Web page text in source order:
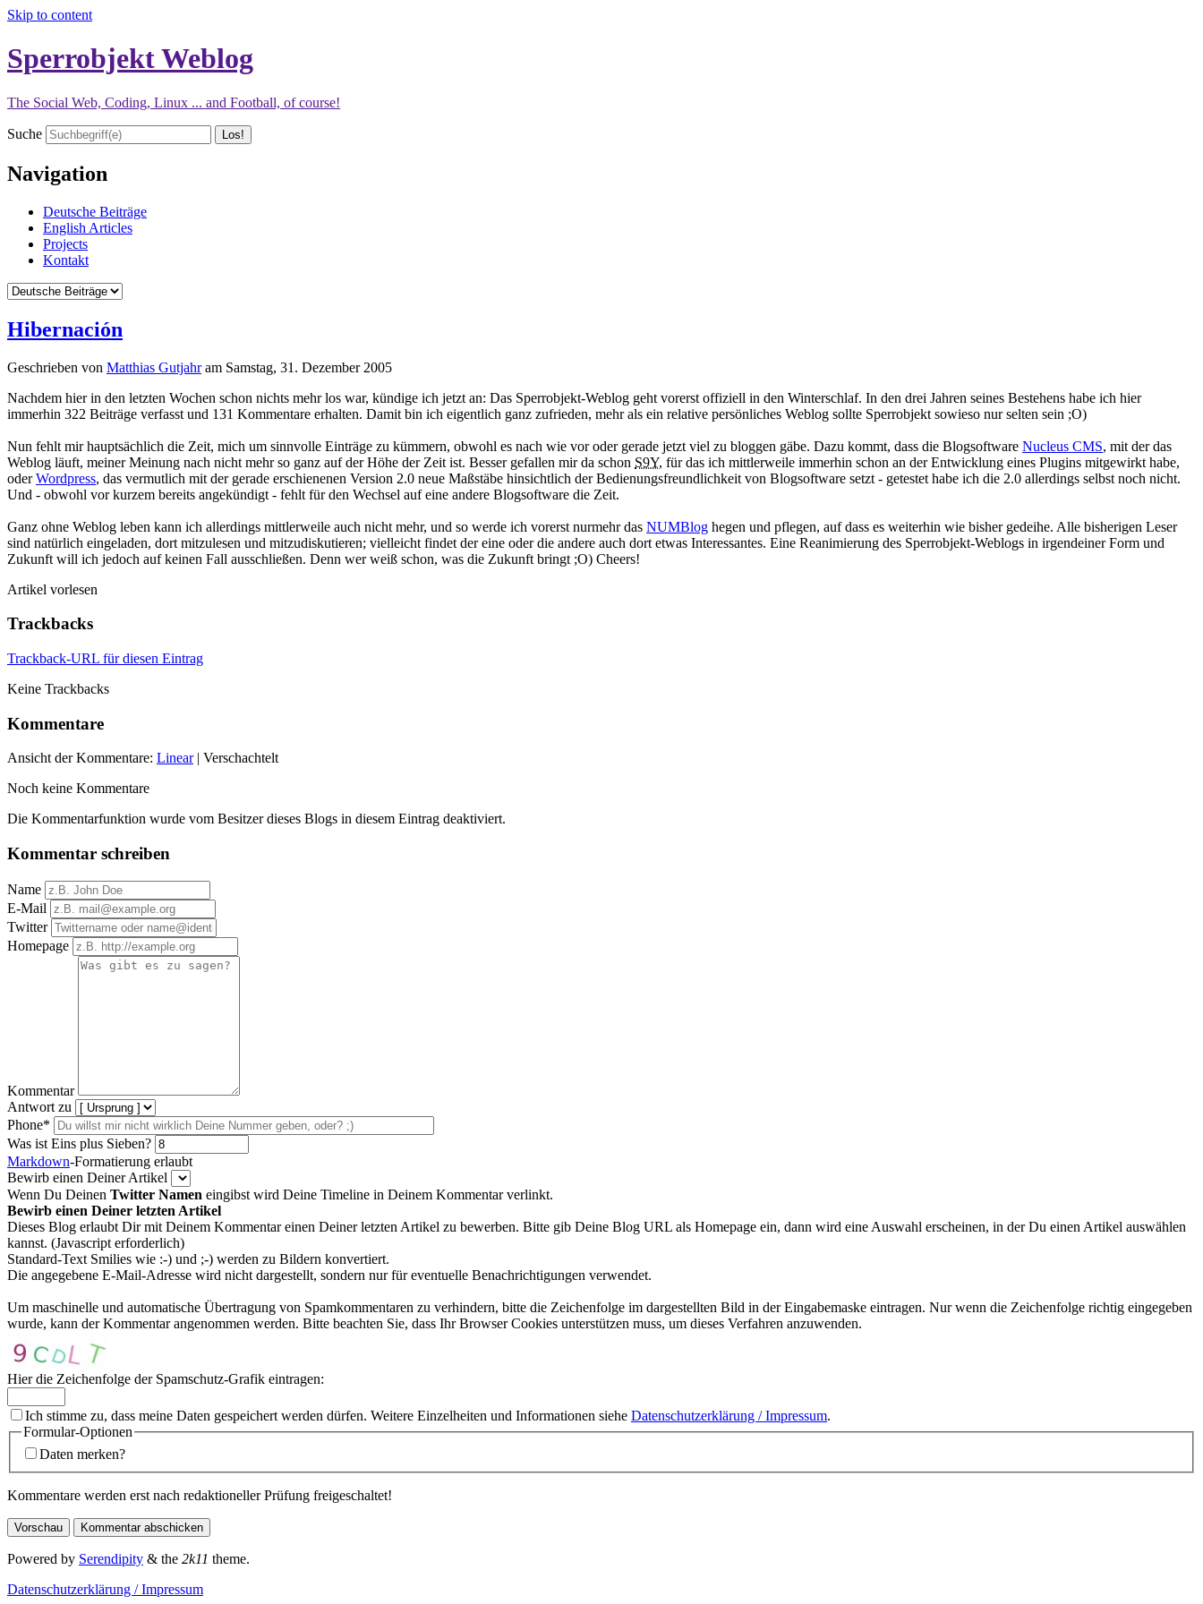
Skip to content
Sperrobjekt Weblog
The Social Web, Coding, Linux ... and Football, of course!
Suche
Navigation
Deutsche Beiträge
English Articles
Projects
Kontakt
Hibernación
Geschrieben von Matthias Gutjahram Samstag, 31. Dezember 2005
Nachdem hier in den letzten Wochen schon nichts mehr los war, kündige ich jetzt an: Das Sperrobjekt-Weblog geht vorerst offiziell in den Winterschlaf. In den drei Jahren seines Bestehens habe ich hier
immerhin 322 Beiträge verfasst und 131 Kommentare erhalten. Damit bin ich eigentlich ganz zufrieden, mehr als ein relative persönliches Weblog sollte Sperrobjekt sowieso nur selten sein ;O)
Nun fehlt mir hauptsächlich die Zeit, mich um sinnvolle Einträge zu kümmern, obwohl es nach wie vor oder gerade jetzt viel zu bloggen gäbe. Dazu kommt, dass die Blogsoftware Nucleus CMS, mit der das
Weblog läuft, meiner Meinung nach nicht mehr so ganz auf der Höhe der Zeit ist. Besser gefallen mir da schon S9Y, für das ich mittlerweile immerhin schon an der Entwicklung eines Plugins mitgewirkt habe,
oderWordpress, das vermutlich mit der gerade erschienenen Version 2.0 neue Maßstäbe hinsichtlich der Bedienungsfreundlichkeit von Blogsoftware setzt - getestet habe ich die 2.0 allerdings selbst noch nicht.
Und - obwohl vor kurzem bereits angekündigt - fehlt für den Wechsel auf eine andere Blogsoftware die Zeit.
Ganz ohne Weblog leben kann ich allerdings mittlerweile auch nicht mehr, und so werde ich vorerst nurmehr das NUMBlog hegen und pflegen, auf dass es weiterhin wie bisher gedeihe. Alle bisherigen Leser
sind natürlich eingeladen, dort mitzulesen und mitzudiskutieren; vielleicht findet der eine oder die andere auch dort etwas Interessantes. Eine Reanimierung des Sperrobjekt-Weblogs in irgendeiner Form und
Zukunft will ich jedoch auf keinen Fall ausschließen. Denn wer weiß schon, was die Zukunft bringt ;O) Cheers!
Artikel vorlesen
Trackbacks
Trackback-URL für diesen Eintrag
Keine Trackbacks
Kommentare
Ansicht der Kommentare: Linear| Verschachtelt
Noch keine Kommentare
Die Kommentarfunktion wurde vom Besitzer dieses Blogs in diesem Eintrag deaktiviert.
Kommentar schreiben
Name
E-Mail
Twitter
Homepage
Kommentar
Antwort zu
Phone*
Was ist Eins plus Sieben?
Markdown-Formatierung erlaubt
Bewirb einen Deiner Artikel
Wenn Du Deinen Twitter Namen eingibst wird Deine Timeline in Deinem Kommentar verlinkt.
Bewirb einen Deiner letzten Artikel
Dieses Blog erlaubt Dir mit Deinem Kommentar einen Deiner letzten Artikel zu bewerben. Bitte gib Deine Blog URL als Homepage ein, dann wird eine Auswahl erscheinen, in der Du einen Artikel auswählen
kannst. (Javascript erforderlich)
Standard-Text Smilies wie :-) und ;-) werden zu Bildern konvertiert.
Die angegebene E-Mail-Adresse wird nicht dargestellt, sondern nur für eventuelle Benachrichtigungen verwendet.
Um maschinelle und automatische Übertragung von Spamkommentaren zu verhindern, bitte die Zeichenfolge im dargestellten Bild in der Eingabemaske eintragen. Nur wenn die Zeichenfolge richtig eingegeben
wurde, kann der Kommentar angenommen werden. Bitte beachten Sie, dass Ihr Browser Cookies unterstützen muss, um dieses Verfahren anzuwenden.
Hier die Zeichenfolge der Spamschutz-Grafik eintragen:
Ich stimme zu, dass meine Daten gespeichert werden dürfen. Weitere Einzelheiten und Informationen siehe Datenschutzerklärung / Impressum.
Formular-Optionen
Daten merken?
Kommentare werden erst nach redaktioneller Prüfung freigeschaltet!
Powered by Serendipity & the 2k11 theme.
Datenschutzerklärung / Impressum